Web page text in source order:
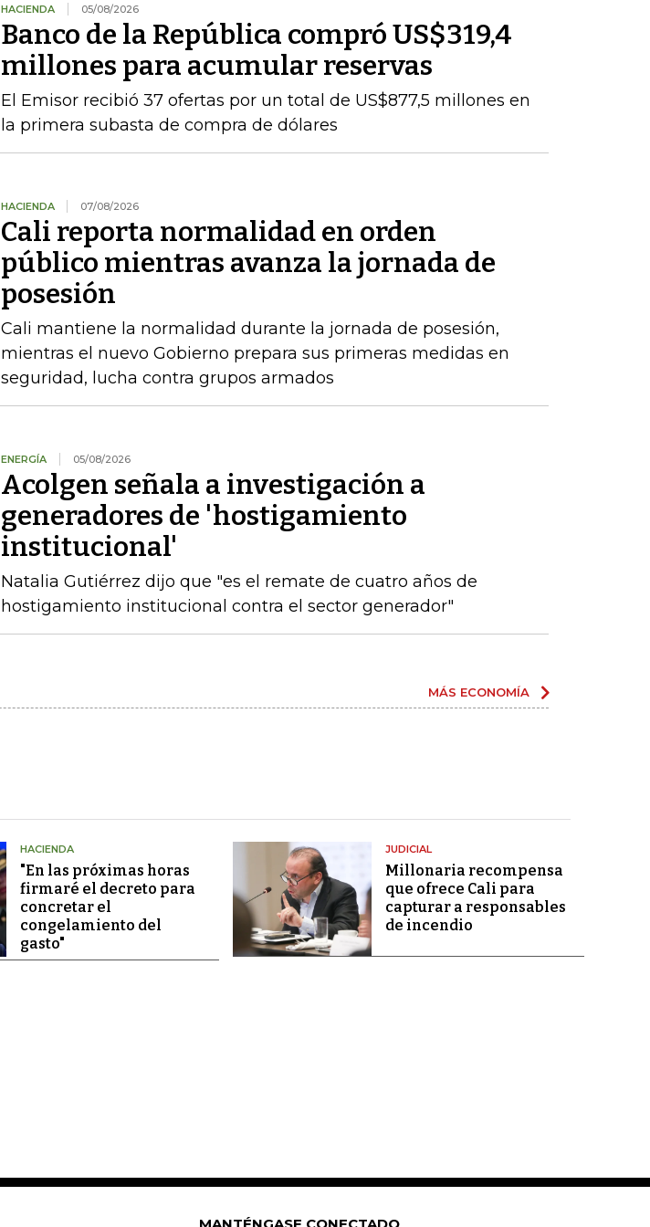
HACIENDA 05/08/2026
Banco de la República compró US$319,4
millones para acumular reservas
El Emisor recibió 37 ofertas por un total de US$877,5 millones en
la primera subasta de compra de dólares
HACIENDA 07/08/2026
Cali reporta normalidad en orden
público mientras avanza la jornada de
posesión
Cali mantiene la normalidad durante la jornada de posesión,
mientras el nuevo Gobierno prepara sus primeras medidas en
seguridad, lucha contra grupos armados
ENERGÍA 05/08/2026
Acolgen señala a investigación a
generadores de 'hostigamiento
institucional'
Natalia Gutiérrez dijo que "es el remate de cuatro años de
hostigamiento institucional contra el sector generador"
MÁS ECONOMÍA
HACIENDA
"En las próximas horas
firmaré el decreto para
concretar el
congelamiento del
gasto"
JUDICIAL
Millonaria recompensa
que ofrece Cali para
capturar a responsables
de incendio